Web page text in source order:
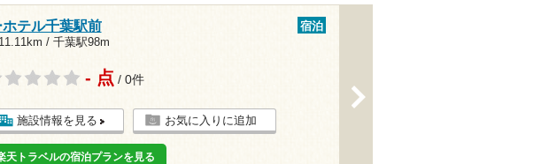
テル千葉駅前
/ 千葉駅98m
宿泊
- 点 / 0件
施設情報を見る お気に入りに追加
天トラベルの宿泊プランを見る